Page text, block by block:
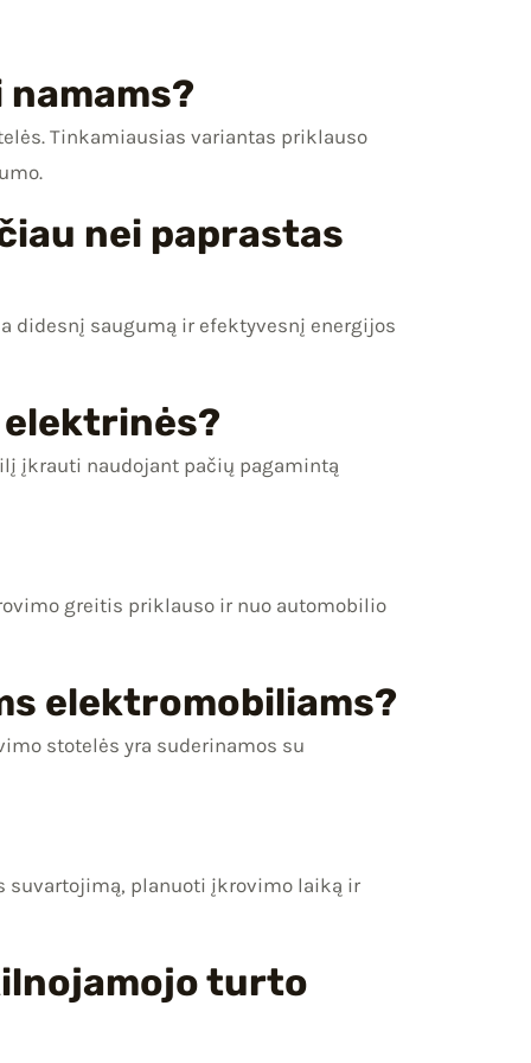
Tinkamiausias variantas priklauso
nei paprastas
didesnį saugumą ir efektyvesnį energijos
įkrauti naudojant pačių pagamintą
greitis priklauso ir nuo automobilio
elektromobiliams?
stotelės yra suderinamos su
suvartojimą, planuoti įkrovimo laiką ir
turto